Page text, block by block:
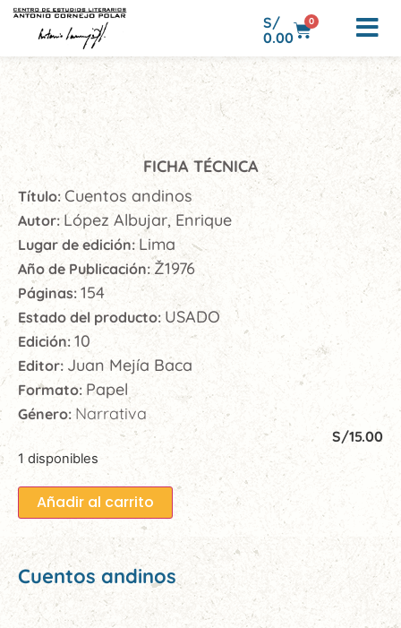
S/
0.00
0
FICHA TÉCNICA
Título: Cuentos andinos
Autor: López Albujar, Enrique
Lugar de edición: Lima
Año de Publicación:Ž1976
Páginas: 154
Estado del producto: USADO
Edición: 10
Editor: Juan Mejía Baca
Formato: Papel
Género: Narrativa
S/15.00
1 disponibles
Añadir al carrito
Cuentos andinos